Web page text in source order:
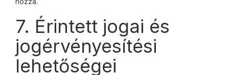
7. Érintett jogai és
jogérvényesítési
lehetőségei